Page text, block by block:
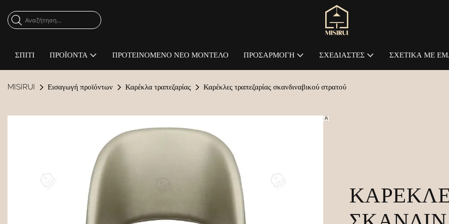
ΣΠΊΤΙ ΠΡΟΪΌΝΤΑ ΠΡΟΤΕΙΝΌΜΕΝΟ ΝΈΟ ΜΟΝΤΈΛΟ ΠΡΟΣΑΡΜΟΓΉ ΣΧΕΔΙΑΣΤΈΣ ΣΧΕΤΙΚΆ ΜΕ
MISIRUI Εισαγωγή προϊόντων Καρέκλα τραπεζαρίας Καρέκλες τραπεζαρίας σκανδιναβικού στρατού